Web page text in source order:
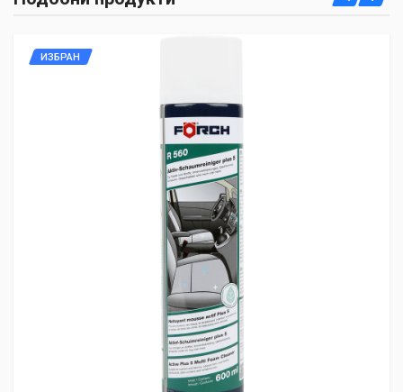
ИЗБРАН